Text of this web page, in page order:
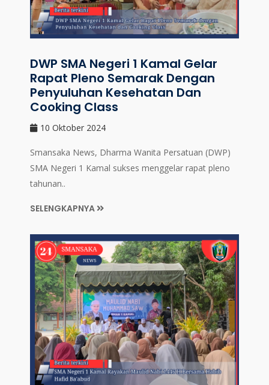
DWP SMA Negeri 1 Kamal Gelar
Rapat Pleno Semarak Dengan
Penyuluhan Kesehatan Dan
Cooking Class
10 Oktober 2024
Smansaka News, Dharma Wanita Persatuan (DWP)
SMA Negeri 1 Kamal sukses menggelar rapat pleno
tahunan..
SELENGKAPNYA